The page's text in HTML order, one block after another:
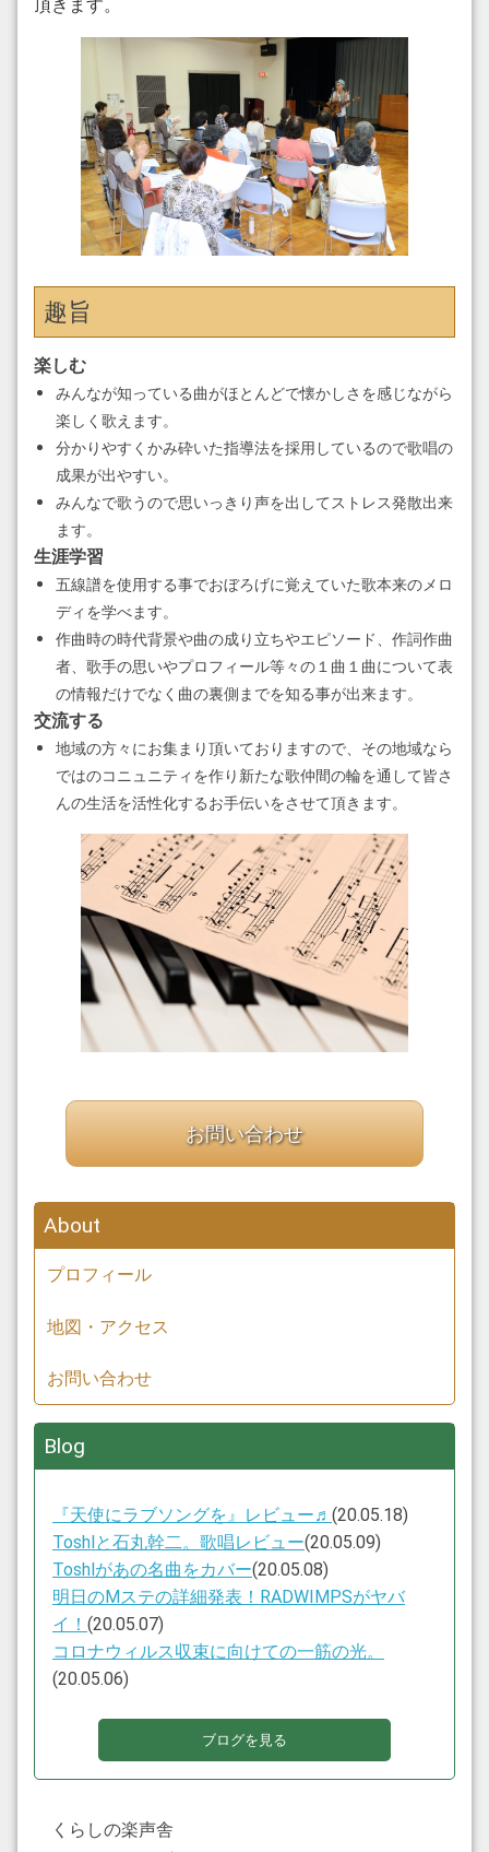
2025.03.02
2025年春 新規結成 鷹取フォークソングコーラス大募集！！
2025年春 西北フォークソングコーラス再結成大募集！！
2025.03.02
2025年春 武庫之荘フォークソングコーラス第2グループ募
2025.03.02
集！！
2023.03.09
2023年春の再結成！甲南山手フォークソングコーラス
2023.03.09
2023年春の再結成！学園都市フォークソングコーラス
2023.03.09
2023年春の新規結成！六甲第2フォークソングコーラス
2023年春の新規結成！武庫之荘第2フォークソングコーラス
2023.03.09
2023年春の新規結成！芦屋第2フォークソングコーラス
2022.09.19
2022年秋の新規結成！学園都市フォークソングコーラス
2022.03.08
2022年春の再結成会！武庫之荘フォークソングコーラス♪
2022.03.08
2022年春の再結成会！！新長田フォークソングコーラス
2021.10.29
2021年11月5日(金)再結成会♪甲南山手フォークソングコーラ
2020.04.12
REQUサイトにて「誰でもすぐに理想の「声」を習得できる㊙︎
amebaブログ始めました！！ 講師：藤丸の音楽情報やコーラ
ス活動に関してドンドンUPしていきます(^_-)-☆
2020.04.06
頂きます。
趣旨
楽しむ
みんなが知っている曲がほとんどで懐かしさを感じながら
楽しく歌えます。
分かりやすくかみ砕いた指導法を採用しているので歌唱の
成果が出やすい。
みんなで歌うので思いっきり声を出してストレス発散出来
ます。
生涯学習
五線譜を使用する事でおぼろげに覚えていた歌本来のメロ
ディを学べます。
作曲時の時代背景や曲の成り立ちやエピソード、作詞作曲
者、歌手の思いやプロフィール等々の１曲１曲について表
の情報だけでなく曲の裏側までを知る事が出来ます。
交流する
地域の方々にお集まり頂いておりますので、その地域なら
ではのコニュニティを作り新たな歌仲間の輪を通して皆さ
んの生活を活性化するお手伝いをさせて頂きます。
お問い合わせ
About
プロフィール
地図・アクセス
お問い合わせ
Blog
『天使にラブソングを』レビュー♬ (20.05.18)
Toshlと石丸幹二。歌唱レビュー(20.05.09)
Toshlがあの名曲をカバー(20.05.08)
明日のMステの詳細発表！RADWIMPSがヤバ
イ！ (20.05.07)
コロナウィルス収束に向けての一筋の光。
(20.05.06)
ブログを見る
くらしの楽声舎